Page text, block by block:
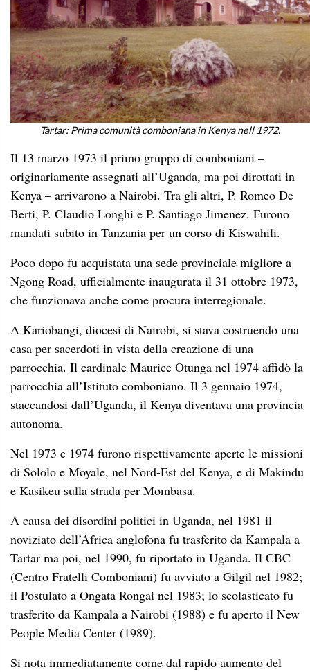
Tartar: Prima comunità comboniana in Kenya nell 1972.
Il 13 marzo 1973 il primo gruppo di comboniani –
originariamente assegnati all’Uganda, ma poi dirottati in
Kenya – arrivarono a Nairobi. Tra gli altri, P. Romeo De
Berti, P. Claudio Longhi e P. Santiago Jimenez. Furono
mandati subito in Tanzania per un corso di Kiswahili.
Poco dopo fu acquistata una sede provinciale migliore a
Ngong Road, ufficialmente inaugurata il 31 ottobre 1973,
che funzionava anche come procura interregionale.
A Kariobangi, diocesi di Nairobi, si stava costruendo una
casa per sacerdoti in vista della creazione di una
parrocchia. Il cardinale Maurice Otunga nel 1974 affidò la
parrocchia all’Istituto comboniano. Il 3 gennaio 1974,
staccandosi dall’Uganda, il Kenya diventava una provincia
autonoma.
Nel 1973 e 1974 furono rispettivamente aperte le missioni
di Sololo e Moyale, nel Nord-Est del Kenya, e di Makindu
e Kasikeu sulla strada per Mombasa.
A causa dei disordini politici in Uganda, nel 1981 il
noviziato dell’Africa anglofona fu trasferito da Kampala a
Tartar ma poi, nel 1990, fu riportato in Uganda. Il CBC
(Centro Fratelli Comboniani) fu avviato a Gilgil nel 1982;
il Postulato a Ongata Rongai nel 1983; lo scolasticato fu
trasferito da Kampala a Nairobi (1988) e fu aperto il New
People Media Center (1989).
Si nota immediatamente come dal rapido aumento del